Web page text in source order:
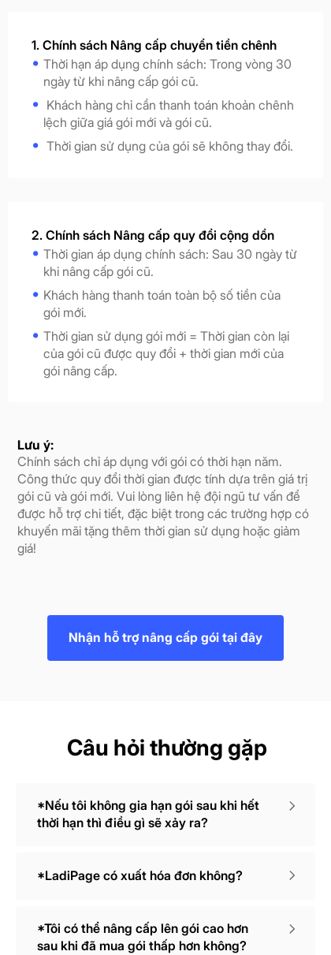
Thời hạn áp dụng chính sách: Trong vòng 30
ngày từ khi nâng cấp gói cũ.
Khách hàng chỉ cần thanh toán khoản chênh
lệch giữa giá gói mới và gói cũ.
Thời gian sử dụng của gói sẽ không thay đổi.
1. Chính sách Nâng cấp chuyển tiền chênh
Thời gian áp dụng chính sách: Sau 30 ngày từ
khi nâng cấp gói cũ.
Khách hàng thanh toán toàn bộ số tiền của
gói mới.
Thời gian sử dụng gói mới = Thời gian còn lại
của gói cũ được quy đổi + thời gian mới của
gói nâng cấp.
2. Chính sách Nâng cấp quy đổi cộng dồn
Lưu ý:
Chính sách chỉ áp dụng với gói có thời hạn năm.
Công thức quy đổi thời gian được tính dựa trên giá trị
gói cũ và gói mới. Vui lòng liên hệ đội ngũ tư vấn để
được hỗ trợ chi tiết, đặc biệt trong các trường hợp có
khuyến mãi tặng thêm thời gian sử dụng hoặc giảm
giá!
Nhận hỗ trợ nâng cấp gói tại đây
Câu hỏi thường gặp
*LadiPage có xuất hóa đơn không?
*Nếu tôi không gia hạn gói sau khi hết
thời hạn thì điều gì sẽ xảy ra?
*Tôi có thể nâng cấp lên gói cao hơn
sau khi đã mua gói thấp hơn không?